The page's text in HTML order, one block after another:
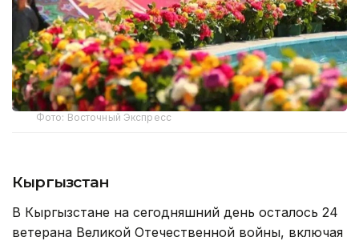
Фото: Восточный Экспресс
Кыргызстан
В Кыргызстане на сегодняшний день осталось 24
ветерана Великой Отечественной войны, включая